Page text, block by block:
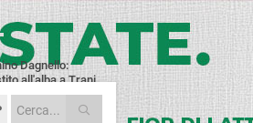
Dagnello:
all'alba a Trani
col